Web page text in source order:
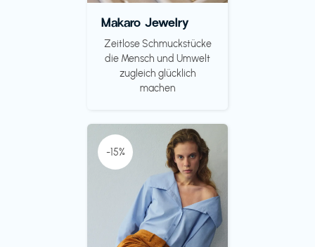
Makaro Jewelry
Zeitlose Schmuckstücke
die Mensch und Umwelt
zugleich glücklich
machen
-15%